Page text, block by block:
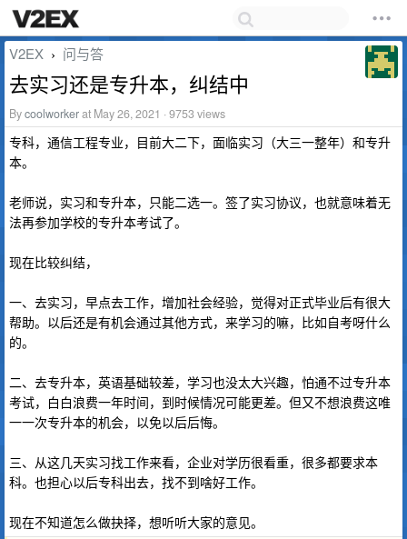
V2EX › 问与答
去实习还是专升本，纠结中
Bycoolworkerat May 26, 2021 · 9753 views
专科，通信工程专业，目前大二下，面临实习（大三一整年）和专升
本。
老师说，实习和专升本，只能二选一。签了实习协议，也就意味着无
法再参加学校的专升本考试了。
现在比较纠结，
一、去实习，早点去工作，增加社会经验，觉得对正式毕业后有很大
帮助。以后还是有机会通过其他方式，来学习的嘛，比如自考呀什么
的。
二、去专升本，英语基础较差，学习也没太大兴趣，怕通不过专升本
考试，白白浪费一年时间，到时候情况可能更差。但又不想浪费这唯
一一次专升本的机会，以免以后后悔。
三、从这几天实习找工作来看，企业对学历很看重，很多都要求本
科。也担心以后专科出去，找不到啥好工作。
现在不知道怎么做抉择，想听听大家的意见。